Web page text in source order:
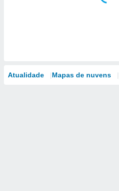
Atualidade Mapas de nuvens